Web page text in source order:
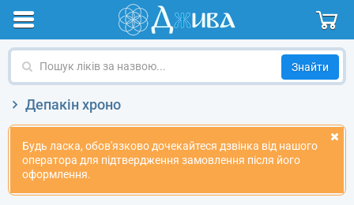
Пошук
назвою
Депакін хроно
Будь ласка, обов'язково дочекайтеся дзвінка від нашого
оператора для підтвердження замовлення після його
оформлення.